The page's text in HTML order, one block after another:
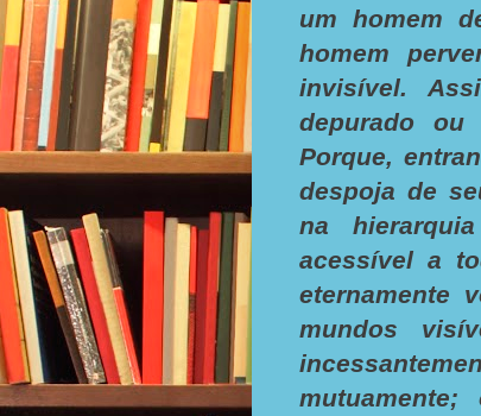
um homem
homem
invisível.
depurado ou
Porque,
despoja de
na
acessível a
eternamente
mundos